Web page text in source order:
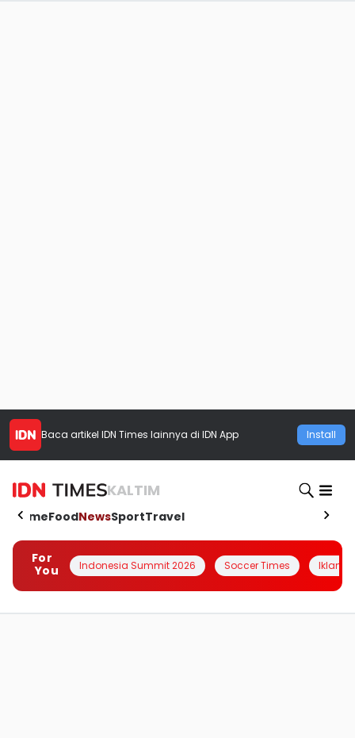
Baca artikel IDN Times lainnya di IDN App Install
KALTIM
HomeFoodNewsSportTravel
For
You
Indonesia Summit 2026 Soccer Times Iklanin